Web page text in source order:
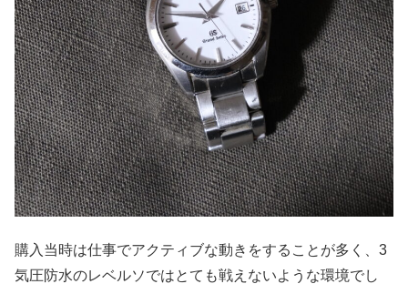
購入当時は仕事でアクティブな動きをすることが多く、3
気圧防水のレベルソではとても戦えないような環境でし